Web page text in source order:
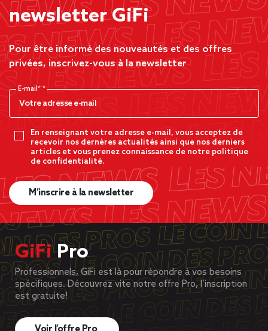
newsletter GiFi
Pour être informé des nouveautés et des offres
privées, inscrivez-vous à la newsletter
E-mail*
En renseignant votre adresse e-mail, vous acceptez de
recevoir nos dernères actualités ainsi que nos derniers
articles et vous prenez connaissance de notre politique
de confidentialité.
M’inscrire à la newsletter
GiFiPro
Professionnels, GiFi est là pour répondre à vos besoins
spécifiques. Découvrez vite notre offre Pro, l’inscription
est gratuite!